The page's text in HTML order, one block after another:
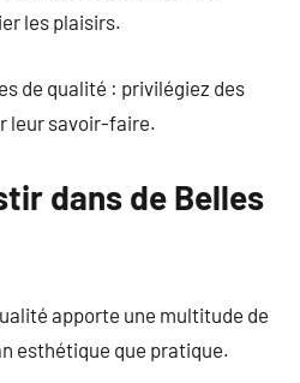
les plaisirs.
de qualité : privilégiez des
leur savoir-faire.
dans de Belles
apporte une multitude de
esthétique que pratique.